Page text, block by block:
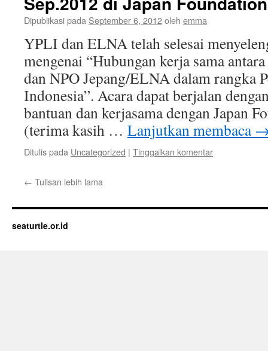
Dipublikasi pada September 6, 2012oleh emma
YPLI dan ELNA telah selesai
mengenai “Hubungan kerja sama
dan NPO Jepang/ELNA dalam rangka
Indonesia”. Acara dapat berjalan
bantuan dan kerjasama dengan Japan
(terima kasih … Lanjutkan membaca
Ditulis pada Uncategorized | Tinggalkan komentar
← Tulisan lebih lama
seaturtle.or.id